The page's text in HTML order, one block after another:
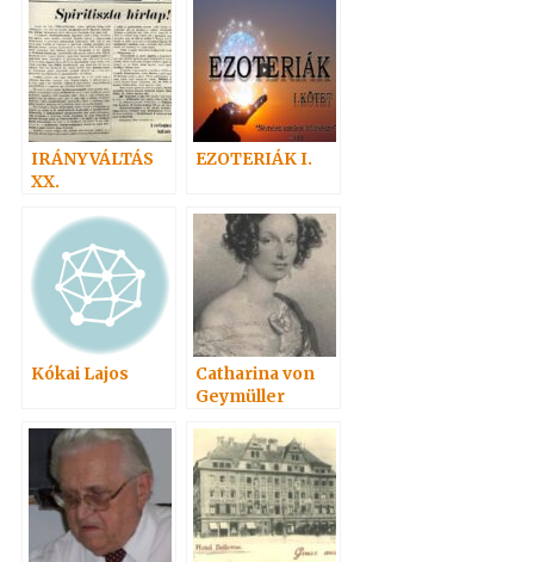
IRÁNYVÁLTÁS
XX.
EZOTERIÁK I.
Kókai Lajos
Catharina von
Geymüller